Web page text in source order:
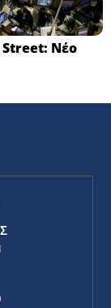
Νέο